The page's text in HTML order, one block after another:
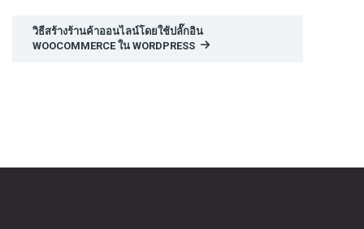
วิธีสร้างร้านค้าออนไลน์โดยใช้ปลั๊กอิน
WOOCOMMERCE ใน WORDPRESS